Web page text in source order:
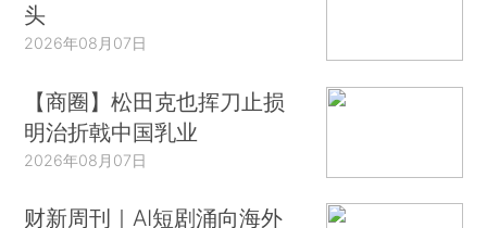
头
2026年08月07日
【商圈】松田克也挥刀止损
明治折戟中国乳业
2026年08月07日
财新周刊｜AI短剧涌向海外